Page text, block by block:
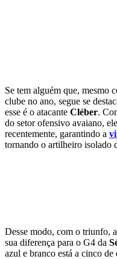
Se tem alguém que, mesmo
clube no ano, segue se
esse é o atacante Cléber.
do setor ofensivo avaiano,
recentemente, garantindo a
tornando o artilheiro isolado
Desse modo, com o triunfo,
sua diferença para o G4 da
azul e branco está a cinco de